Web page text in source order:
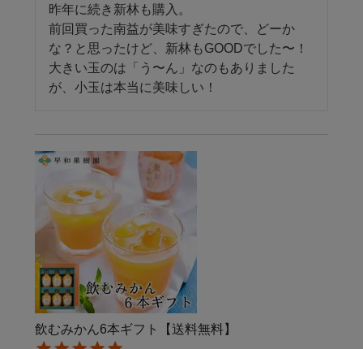
昨年に続き新林も購入。
前回買った南益が美味すぎたので、どーか
な？と思ったけど、新林もGOODでした〜！
大きい玉のは「う〜ん」なのもありました
が、小玉は本当に美味しい！
飲むみかん6本ギフト【送料無料】